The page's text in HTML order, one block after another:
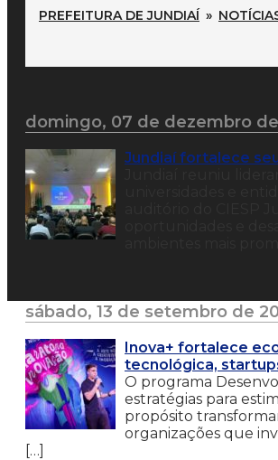
PREFEITURA DE JUNDIAÍ »
domingo, 07 de dezembro
Jundiaí fortalece
sábado, 13 de setembro de
Inova+ fortalece
tecnológica,
O programa
estratégias para
propósito
organizações que
[…]